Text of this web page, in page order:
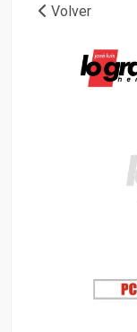
Volver